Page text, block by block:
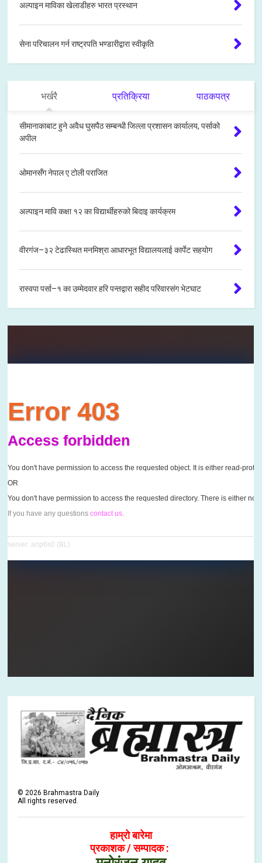
अल्पाइन माविका खेलाडीहरु भारत प्रस्थान
सेना परिचालन गर्न राष्ट्रपति भण्डारीद्वारा स्वीकृति
भर्खरै प्रतिक्रिया पाठकपत्र
सीमानाकाबाट हुने अवैध घुसपैठ सम्बन्धी जिल्ला प्रशासन कार्यालय, पर्साको
अपील
ओमानसँग नेपाल ए टोली पराजित
अल्पाइन मावि कक्षा १२ का विद्यार्थीहरुको बिदाइ कार्यक्रम
वीरगंज–३२ टेढास्थित मनमिश्रा आधारभूत विद्यालयलाई कार्पेट सहयोग
रास्वपा पर्सा–१ का उम्मेदवार हरि पन्तद्वारा सहीद परिवारसंग भेटघाट
©2026 Brahmastra Daily
All rights reserved.
हाम्रो बारेमा
प्रकाशक / सम्पादक :